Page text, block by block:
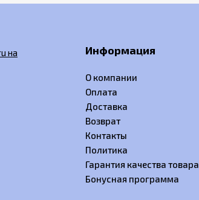
Информация
О компании
Оплата
Доставка
Возврат
Контакты
Политика
Гарантия качества товара
Бонусная программа